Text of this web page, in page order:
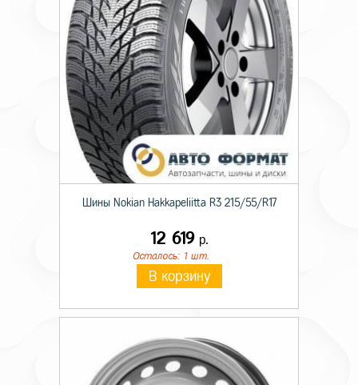
Шины Nokian Hakkapeliitta R3 215/55/R17
12 619р.
Осталось: 1 шт.
В корзину